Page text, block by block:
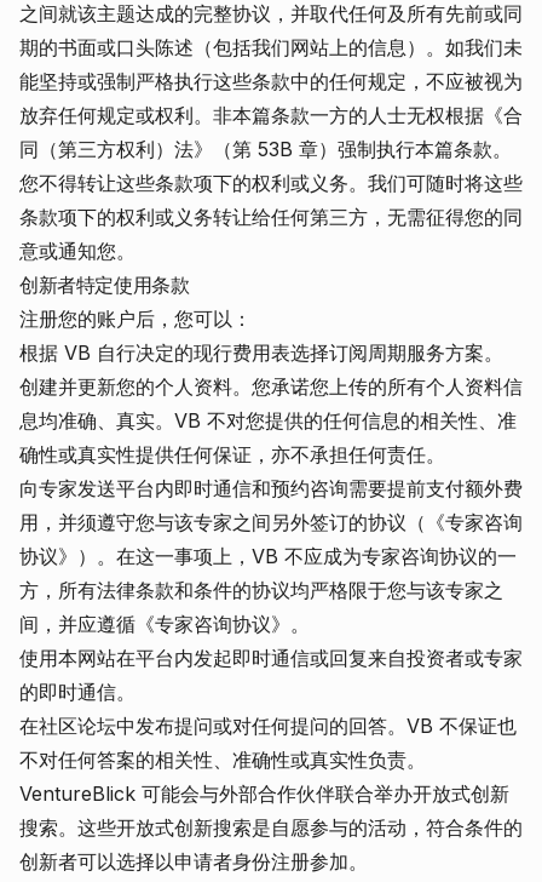
之间就该主题达成的完整协议，并取代任何及所有先前或同
期的书面或口头陈述（包括我们网站上的信息）。如我们未
能坚持或强制严格执行这些条款中的任何规定，不应被视为
放弃任何规定或权利。非本篇条款一方的人士无权根据《合
同（第三方权利）法》（第 53B 章）强制执行本篇条款。
您不得转让这些条款项下的权利或义务。我们可随时将这些
条款项下的权利或义务转让给任何第三方，无需征得您的同
意或通知您。
创新者特定使用条款
注册您的账户后，您可以：
根据 VB 自行决定的现行费用表选择订阅周期服务方案。
创建并更新您的个人资料。您承诺您上传的所有个人资料信
息均准确、真实。VB 不对您提供的任何信息的相关性、准
确性或真实性提供任何保证，亦不承担任何责任。
向专家发送平台内即时通信和预约咨询需要提前支付额外费
用，并须遵守您与该专家之间另外签订的协议（《专家咨询
协议》）。在这一事项上，VB 不应成为专家咨询协议的一
方，所有法律条款和条件的协议均严格限于您与该专家之
间，并应遵循《专家咨询协议》。
使用本网站在平台内发起即时通信或回复来自投资者或专家
的即时通信。
在社区论坛中发布提问或对任何提问的回答。VB 不保证也
不对任何答案的相关性、准确性或真实性负责。
VentureBlick 可能会与外部合作伙伴联合举办开放式创新
搜索。这些开放式创新搜索是自愿参与的活动，符合条件的
创新者可以选择以申请者身份注册参加。